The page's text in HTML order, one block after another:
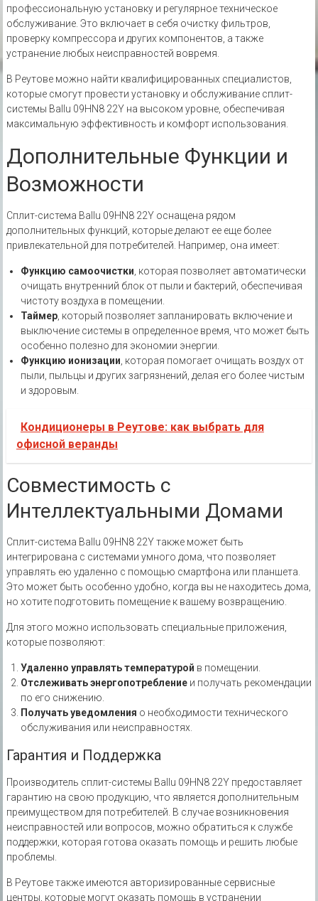
профессиональную установку и регулярное техническое
обслуживание. Это включает в себя очистку фильтров‚
проверку компрессора и других компонентов‚ а также
устранение любых неисправностей вовремя.
В Реутове можно найти квалифицированных специалистов‚
которые смогут провести установку и обслуживание сплит-
системы Ballu 09HN8 22Y на высоком уровне‚ обеспечивая
максимальную эффективность и комфорт использования.
Дополнительные Функции и
Возможности
Сплит-система Ballu 09HN8 22Y оснащена рядом
дополнительных функций‚ которые делают ее еще более
привлекательной для потребителей. Например‚ она имеет:
Функцию самоочистки ‚ которая позволяет автоматически
очищать внутренний блок от пыли и бактерий‚ обеспечивая
чистоту воздуха в помещении.
Таймер‚ который позволяет запланировать включение и
выключение системы в определенное время‚ что может быть
особенно полезно для экономии энергии.
Функцию ионизации ‚ которая помогает очищать воздух от
пыли‚ пыльцы и других загрязнений‚ делая его более чистым
и здоровым.
Кондиционеры в Реутове: как выбрать для
офисной веранды
Совместимость с
Интеллектуальными Домами
Сплит-система Ballu 09HN8 22Y также может быть
интегрирована с системами умного дома‚ что позволяет
управлять ею удаленно с помощью смартфона или планшета.
Это может быть особенно удобно‚ когда вы не находитесь дома‚
но хотите подготовить помещение к вашему возвращению.
Для этого можно использовать специальные приложения‚
которые позволяют:
Удаленно управлять температурой в помещении.
Отслеживать энергопотреблениеи получать рекомендации
по его снижению.
Получать уведомления о необходимости технического
обслуживания или неисправностях.
Гарантия и Поддержка
Производитель сплит-системы Ballu 09HN8 22Y предоставляет
гарантию на свою продукцию‚ что является дополнительным
преимуществом для потребителей. В случае возникновения
неисправностей или вопросов‚ можно обратиться к службе
поддержки‚ которая готова оказать помощь и решить любые
проблемы.
В Реутове также имеются авторизированные сервисные
центры‚ которые могут оказать помощь в устранении